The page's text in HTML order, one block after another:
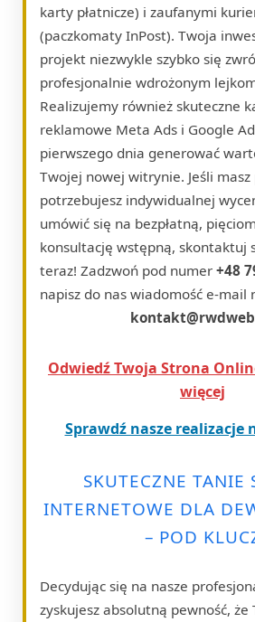
karty płatnicze) i zaufanymi
(paczkomaty InPost). Twoja
projekt niezwykle szybko się
profesjonalnie wdrożonym
Realizujemy również skuteczne
reklamowe Meta Ads i Google
pierwszego dnia generować
Twojej nowej witrynie. Jeśli
potrzebujesz indywidualnej
umówić się na bezpłatną,
konsultację wstępną, skontaktuj
teraz! Zadzwoń pod numer +48
napisz do nas wiadomość e-mail
Odwiedź Twoja Strona
więcej
Sprawdź nasze realizacje
SKUTECZNE TANIE
INTERNETOWE DLA
– POD
Decydując się na nasze
zyskujesz absolutną pewność,